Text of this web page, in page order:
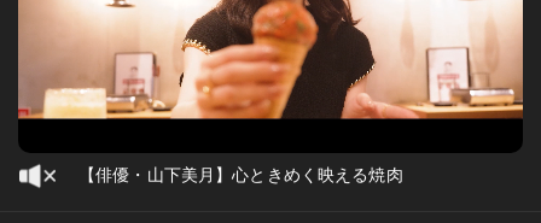
【俳優・山下美月】心ときめく映える焼肉